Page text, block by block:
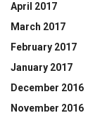
April 2017
March 2017
February 2017
January 2017
December 2016
November 2016